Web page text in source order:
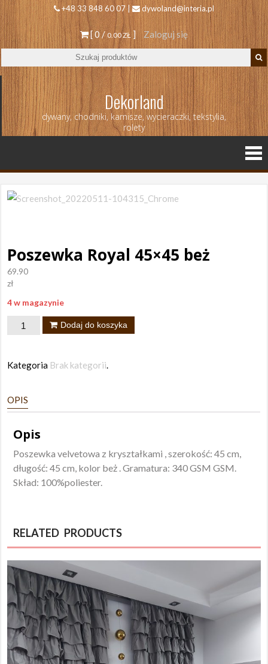
+48 33 848 60 07 | dywoland@interia.pl
[ 0 /0.00 ZŁ ] Zaloguj się
Dekorland
dywany, chodniki, karnisze, wycieraczki, tekstylia,
rolety
Poszewka Royal 45×45 beż
69.90
zł
4 w magazynie
ilość
45x45
Dodaj do koszyka
Kategoria Brak kategorii.
OPIS
Opis
Poszewka velvetowa z kryształkami , szerokość: 45 cm,
długość: 45 cm, kolor beż . Gramatura: 340 GSM GSM.
Skład: 100%poliester.
RELATED PRODUCTS